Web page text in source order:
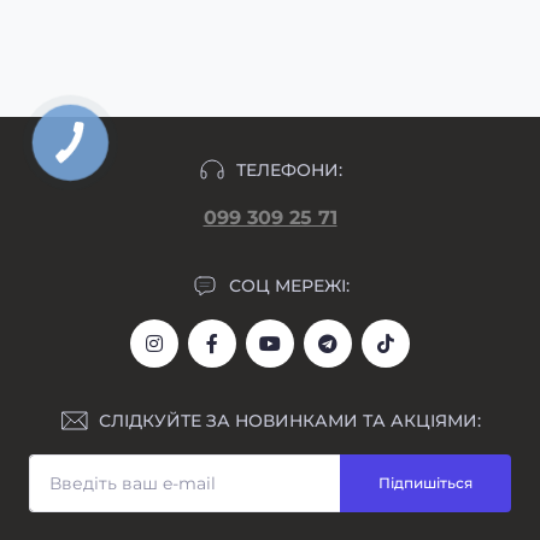
ТЕЛЕФОНИ:
099 309 25 71
СОЦ МЕРЕЖІ:
СЛІДКУЙТЕ ЗА НОВИНКАМИ ТА АКЦІЯМИ:
Підпишіться